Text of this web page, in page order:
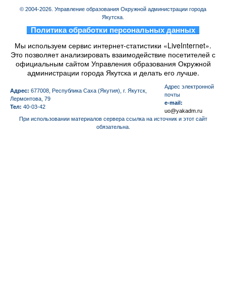
© 2004-2026. Управление образования Окружной администрации города
Якутска.
Политика обработки персональных данных
Мы используем сервис интернет-статистики «LiveInternet».
Это позволяет анализировать взаимодействие посетителей с
официальным сайтом Управления образования Окружной
администрации города Якутска и делать его лучше.
Адрес: 677008, Республика Саха (Якутия), г. Якутск,
Лермонтова, 79
Тел: 40-03-42
Aдрес электронной
почты
e-mail:
uo@yakadm.ru
При использовании материалов сервера ссылка на источник и этот сайт
обязательна.